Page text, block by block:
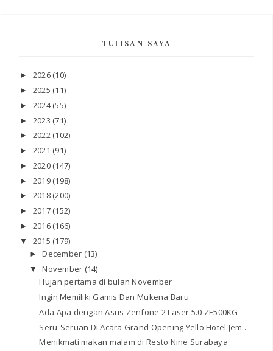
TULISAN SAYA
► 2026 (10)
► 2025 (11)
► 2024(55)
► 2023 (71)
► 2022 (102)
► 2021 (91)
► 2020 (147)
► 2019 (198)
► 2018 (200)
► 2017 (152)
► 2016 (166)
▼ 2015 (179)
►December (13)
▼November (14)
Hujan pertama di bulan November
Ingin Memiliki Gamis Dan Mukena Baru
Ada Apa dengan Asus Zenfone 2 Laser 5.0 ZE500KG
Seru-Seruan Di Acara Grand Opening Yello Hotel Jem...
Menikmati makan malam di Resto Nine Surabaya